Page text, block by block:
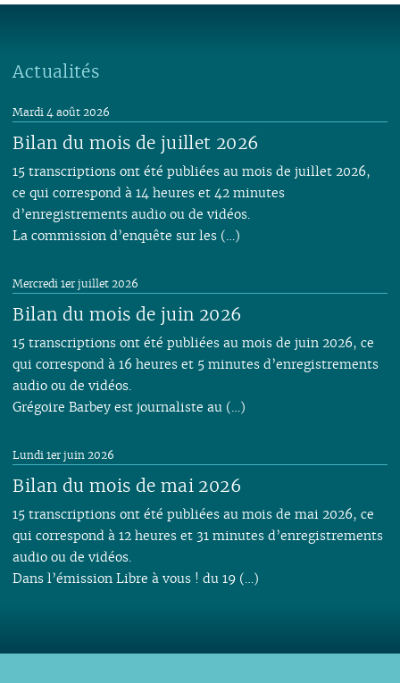
02
03
01
03
01
02
01
Actualités
Bilan du mois de juillet 2026
Mardi 4 août 2026
15 transcriptions ont été publiées au mois de juillet 2026,
ce qui correspond à 14 heures et 42 minutes
d’enregistrements audio ou de vidéos.
La commission d’enquête sur les (…)
Bilan du mois de juin 2026
Mercredi 1er juillet 2026
15 transcriptions ont été publiées au mois de juin 2026, ce
qui correspond à 16 heures et 5 minutes d’enregistrements
audio ou de vidéos.
Grégoire Barbey est journaliste au (…)
Bilan du mois de mai 2026
Lundi 1er juin 2026
15 transcriptions ont été publiées au mois de mai 2026, ce
qui correspond à 12 heures et 31 minutes d’enregistrements
audio ou de vidéos.
Dans l’émission Libre à vous ! du 19 (…)